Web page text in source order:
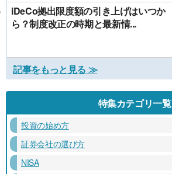
iDeCo拠出限度額の引き上げはいつか
ら？制度改正の時期と最新情...
記事をもっと見る ≫
特集カテゴリ一覧
投資の始め方
証券会社の選び方
NISA